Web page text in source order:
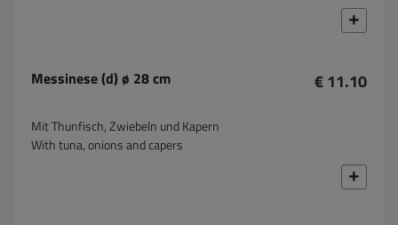
Messinese (d) ø 28 cm € 11.10
Mit Thunfisch, Zwiebeln und Kapern
With tuna, onions and capers